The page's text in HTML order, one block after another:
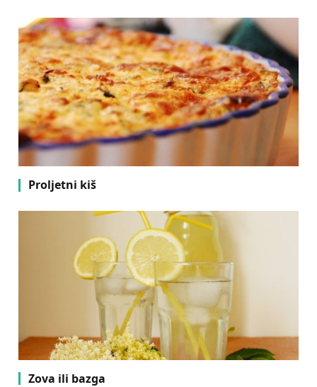
Proljetni kiš
Zova ili bazga